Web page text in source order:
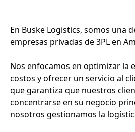
En Buske Logistics, somos una
empresas privadas de 3PL en
Nos enfocamos en optimizar la
costos y ofrecer un servicio al
que garantiza que nuestros
concentrarse en su negocio
nosotros gestionamos la